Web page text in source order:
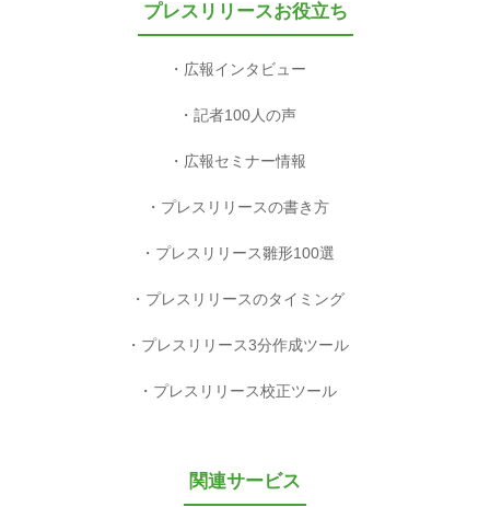
プレスリリースお役立ち
広報インタビュー
記者100人の声
広報セミナー情報
プレスリリースの書き方
プレスリリース雛形100選
プレスリリースのタイミング
プレスリリース3分作成ツール
プレスリリース校正ツール
関連サービス